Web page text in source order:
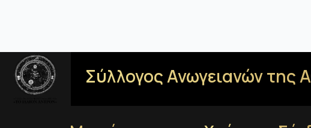
Σύλλογος Ανωγειανών της